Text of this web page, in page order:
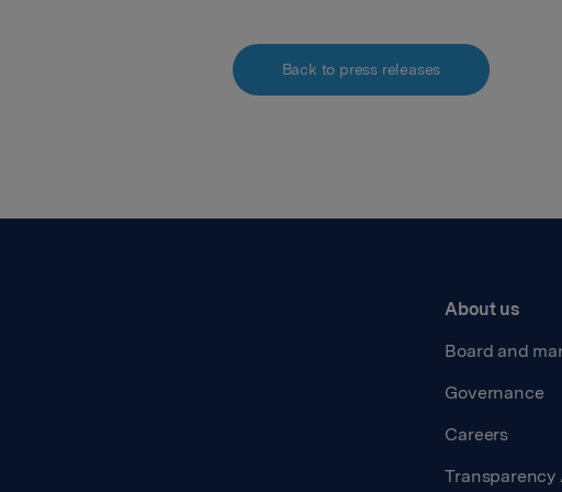
Back to press releases
About us
Board and
Governance
Careers
Transparency